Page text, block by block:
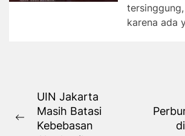
karena ada
Navigasi
pos
Previous
UIN Jakarta
Masih Batasi
Kebebasan